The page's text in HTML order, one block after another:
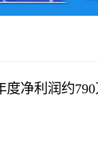
度净利润约